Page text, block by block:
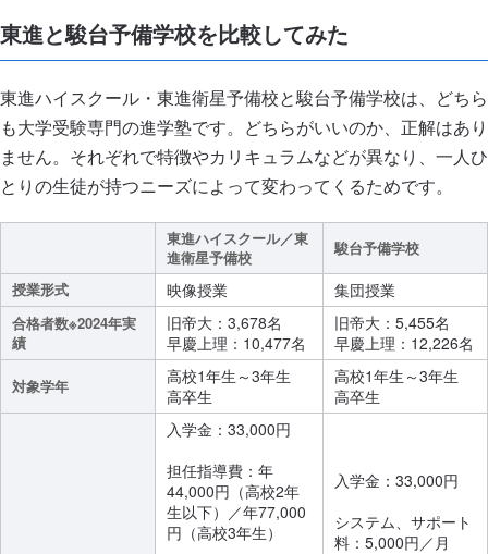
東進と駿台予備学校を比較してみた
東進ハイスクール・東進衛星予備校と駿台予備学校は、どちら
も大学受験専門の進学塾です。どちらがいいのか、正解はあり
ません。それぞれで特徴やカリキュラムなどが異なり、一人ひ
とりの生徒が持つニーズによって変わってくるためです。
東進ハイスクール／東
進衛星予備校
駿台予備学校
授業形式
映像授業 集団授業
合格者数※2024年実
績
旧帝大：3,678名
早慶上理：10,477名
旧帝大：5,455名
早慶上理：12,226名
対象学年
高校1年生～3年生
高卒生
高校1年生～3年生
高卒生
入学金：33,000円
担任指導費：年
44,000円（高校2年
生以下）／年77,000
円（高校3年生）
入学金：33,000円
システム、サポート
料：5,000円／月